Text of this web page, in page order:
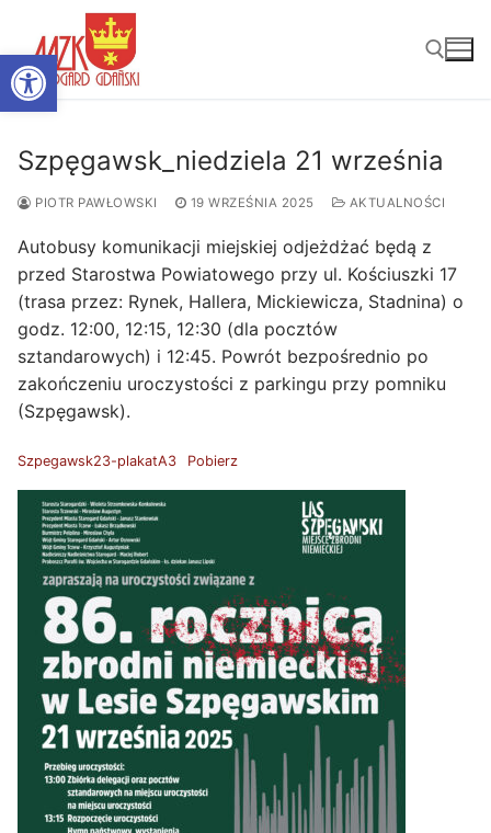
Otwórz pasek narzędzi
treści
Szpęgawsk_niedziela 21 września
PIOTR PAWŁOWSKI 19 WRZEŚNIA 2025 AKTUALNOŚCI
Autobusy komunikacji miejskiej odjeżdżać będą z
przed Starostwa Powiatowego przy ul. Kościuszki 17
(trasa przez: Rynek, Hallera, Mickiewicza, Stadnina) o
godz. 12:00, 12:15, 12:30 (dla pocztów
sztandarowych) i 12:45. Powrót bezpośrednio po
zakończeniu uroczystości z parkingu przy pomniku
(Szpęgawsk).
Szpegawsk23-plakatA3 Pobierz